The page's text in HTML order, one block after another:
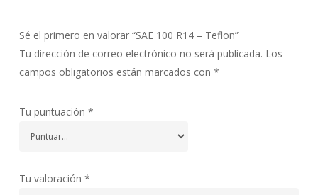
Sé el primero en valorar “SAE 100 R14 – Teflon”
Tu dirección de correo electrónico no será publicada. Los
campos obligatorios están marcados con *
Tu puntuación *
Tu valoración *